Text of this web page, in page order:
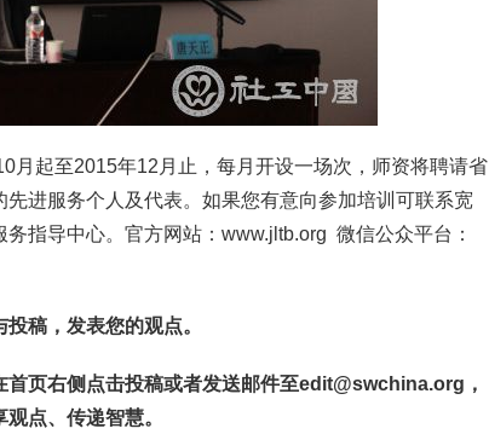
月起至2015年12月止，每月开设一场次，师资将聘请省
进服务个人及代表。如果您有意向参加培训可联系宽
指导中心。官方网站：www.jltb.org 微信公众平台：
稿，发表您的观点。
页右侧点击投稿或者发送邮件至edit@swchina.org ，
点、传递智慧。